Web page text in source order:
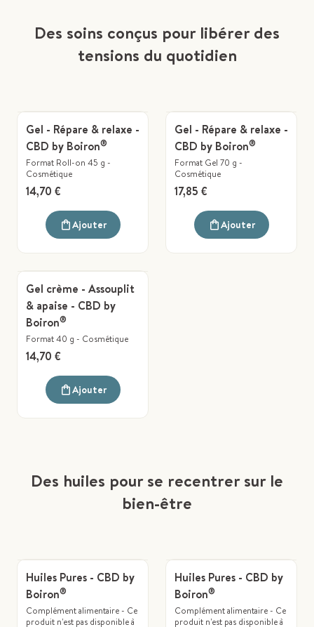
Des soins conçus pour libérer des
tensions du quotidien
Gel - Répare & relaxe -
CBD by Boiron®
Format Roll-on 45 g -
Cosmétique
14,70 €
Ajouter
Gel - Répare & relaxe -
CBD by Boiron®
Format Gel 70 g -
Cosmétique
17,85 €
Ajouter
Gel crème - Assouplit
& apaise - CBD by
Boiron®
Format 40 g - Cosmétique
14,70 €
Ajouter
Des huiles pour se recentrer sur le
bien-être
Huiles Pures - CBD by
Boiron®
Complément alimentaire - Ce
produit n'est pas disponible à
Huiles Pures - CBD by
Boiron®
Complément alimentaire - Ce
produit n'est pas disponible à